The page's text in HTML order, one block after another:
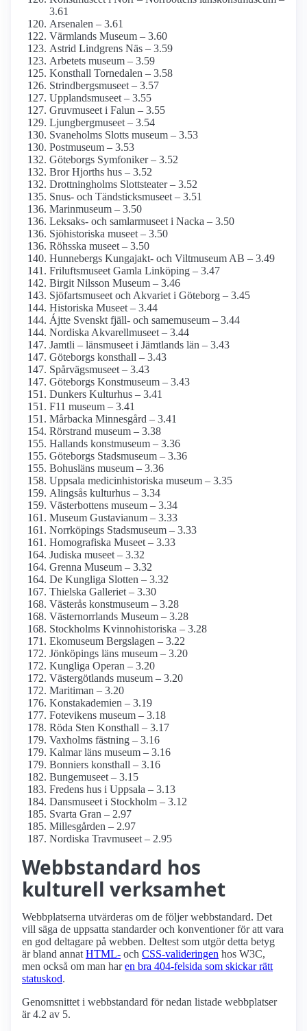
3.61
Arsenalen – 3.61
Värmlands Museum – 3.60
Astrid Lindgrens Näs – 3.59
Arbetets museum – 3.59
Konsthall Tornedalen – 3.58
Strindbergs­museet – 3.57
Upplands­museet – 3.55
Gruvmuseet i Falun – 3.55
Ljungberg­museet – 3.54
Svaneholms Slotts museum – 3.53
Postmuseum – 3.53
Göteborgs Symfoniker – 3.52
Bror Hjorths hus – 3.52
Drottning­holms Slottsteater – 3.52
Snus- och Tändsticks­museet – 3.51
Marinmuseum – 3.50
Leksaks- och samlar­museet i Nacka – 3.50
Sjöhistoriska museet – 3.50
Röhsska museet – 3.50
Hunnebergs Kungajakt- och Viltmuseum AB – 3.49
Frilufts­museet Gamla Linköping – 3.47
Birgit Nilsson Museum – 3.46
Sjöfartsmuseet och Akvariet i Göteborg – 3.45
Historiska Museet – 3.44
Ájtte Svenskt fjäll- och same­museum – 3.44
Nordiska Akvarellmuseet – 3.44
Jamtli – länsmuseet i Jämtlands län – 3.43
Göteborgs konsthall – 3.43
Spårvägsmuseet – 3.43
Göteborgs Konstmuseum – 3.43
Dunkers Kulturhus – 3.41
F11 museum – 3.41
Mårbacka Minnesgård – 3.41
Rörstrand museum – 3.38
Hallands konstmuseum – 3.36
Göteborgs Stadsmuseum – 3.36
Bohusläns museum – 3.36
Uppsala medicinhistoriska museum – 3.35
Alingsås kulturhus – 3.34
Västerbottens museum – 3.34
Museum Gustavianum – 3.33
Norrköpings Stadsmuseum – 3.33
Homografiska Museet – 3.33
Judiska museet – 3.32
Grenna Museum – 3.32
De Kungliga Slotten – 3.32
Thielska Galleriet – 3.30
Västerås konstmuseum – 3.28
Västernorrlands Museum – 3.28
Stockholms Kvinnohistoriska – 3.28
Ekomuseum Bergslagen – 3.22
Jönköpings läns museum – 3.20
Kungliga Operan – 3.20
Västergötlands museum – 3.20
Maritiman – 3.20
Konst­akademien – 3.19
Fotevikens museum – 3.18
Röda Sten Konsthall – 3.17
Vaxholms fästning – 3.16
Kalmar läns museum – 3.16
Bonniers konsthall – 3.16
Bungemuseet – 3.15
Fredens hus i Uppsala – 3.13
Dansmuseet i Stockholm – 3.12
Svarta Gran – 2.97
Millesgården – 2.97
Nordiska Travmuseet – 2.95
Webbstandard hos
kulturell verksamhet
Webbplatserna utvärderas om de följer webbstandard. Det
vill säga de uppsatta standarder och konventioner för att vara
en god deltagare på webben. Deltest som utgör detta betyg
är bland annat HTML- och CSS-valideringen hos W3C,
men också om man haren bra 404-felsida som skickar rätt
statuskod.
Genomsnittet i webbstandard för nedan listade webbplatser
är 4.2 av 5.